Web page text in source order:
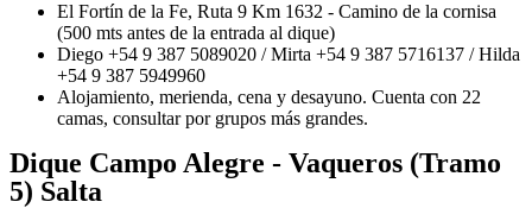
El Fortín de la Fe, Ruta 9 Km 1632 - Camino de la cornisa
(500 mts antes de la entrada al dique)
Diego +54 9 387 5089020 / Mirta +54 9 387 5716137 / Hilda
+54 9 387 5949960
Alojamiento, merienda, cena y desayuno. Cuenta con 22
camas, consultar por grupos más grandes.
Dique Campo Alegre - Vaqueros (Tramo
5) Salta